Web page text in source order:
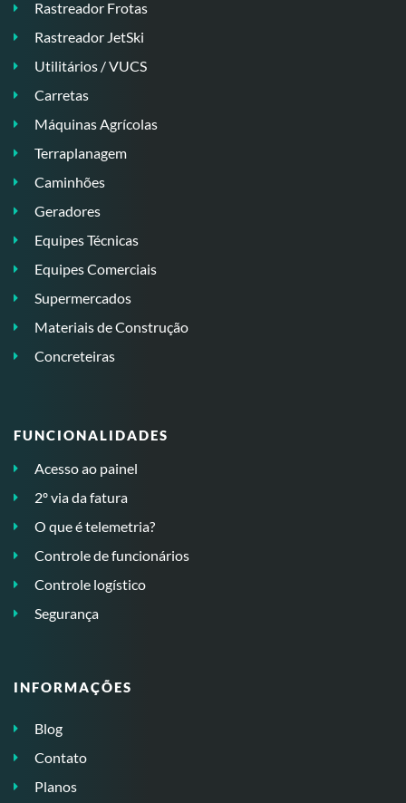
Rastreador Frotas
Rastreador JetSki
Utilitários / VUCS
Carretas
Máquinas Agrícolas
Terraplanagem
Caminhões
Geradores
Equipes Técnicas
Equipes Comerciais
Supermercados
Materiais de Construção
Concreteiras
FUNCIONALIDADES
Acesso ao painel
2º via da fatura
O que é telemetria?
Controle de funcionários
Controle logístico
Segurança
INFORMAÇÕES
Blog
Contato
Planos